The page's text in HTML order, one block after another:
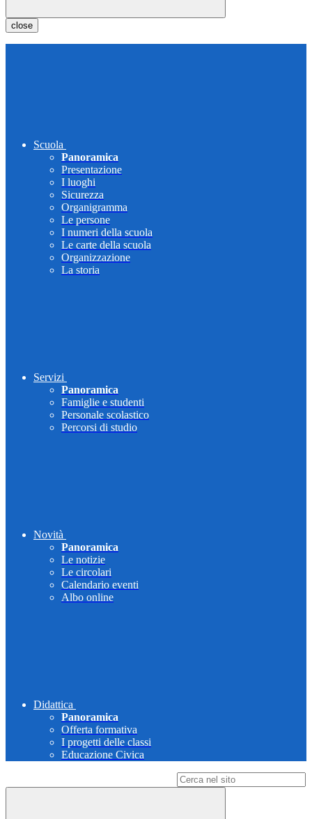
close
Scuola
Panoramica
Presentazione
I luoghi
Sicurezza
Organigramma
Le persone
I numeri della scuola
Le carte della scuola
Organizzazione
La storia
Servizi
Panoramica
Famiglie e studenti
Personale scolastico
Percorsi di studio
Novità
Panoramica
Le notizie
Le circolari
Calendario eventi
Albo online
Didattica
Panoramica
Offerta formativa
I progetti delle classi
Educazione Civica